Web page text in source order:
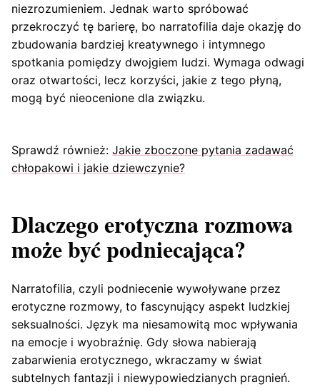
niezrozumieniem. Jednak warto spróbować
przekroczyć tę barierę, bo narratofilia daje okazję do
zbudowania bardziej kreatywnego i intymnego
spotkania pomiędzy dwojgiem ludzi. Wymaga odwagi
oraz otwartości, lecz korzyści, jakie z tego płyną,
mogą być nieocenione dla związku.
Sprawdź również: Jakie zboczone pytania zadawać
chłopakowi i jakie dziewczynie?
Dlaczego erotyczna rozmowa
może być podniecająca?
Narratofilia, czyli podniecenie wywoływane przez
erotyczne rozmowy, to fascynujący aspekt ludzkiej
seksualności. Język ma niesamowitą moc wpływania
na emocje i wyobraźnię. Gdy słowa nabierają
zabarwienia erotycznego, wkraczamy w świat
subtelnych fantazji i niewypowiedzianych pragnień.